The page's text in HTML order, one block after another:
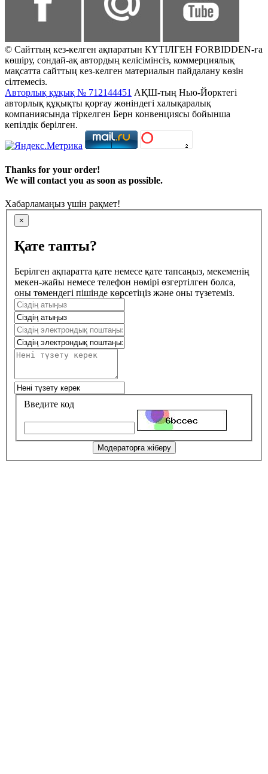
© Сайттың кез-келген ақпаратын КҮТІЛГЕН FORBIDDEN-ға
көшіру, сондай-ақ автордың келісімінсіз, коммерциялық
мақсатта сайттың кез-келген материалын пайдалану көзін
сілтемесіз.
Авторлық құқық № 712144451 АҚШ-тың Нью-Йорктегі
авторлық құқықты қорғау жөніндегі халықаралық
компаниясында тіркелген Берн конвенциясы бойынша
кепілдік берілген.
Thanks for your order!
We will contact you as soon as possible.
Хабарламаңыз үшін рақмет!
×
Қате тапты?
Берілген ақпаратта қате немесе қате тапсаңыз, мекеменің
мекен-жайы немесе телефон нөмірі өзгертілген болса,
оны төмендегі пішінде көрсетіңіз және оны түзетеміз.
Введите код
Модераторға жіберу